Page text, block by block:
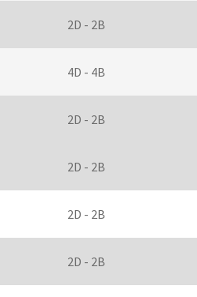
2D - 2B
4D - 4B
2D - 2B
2D - 2B
2D - 2B
2D - 2B